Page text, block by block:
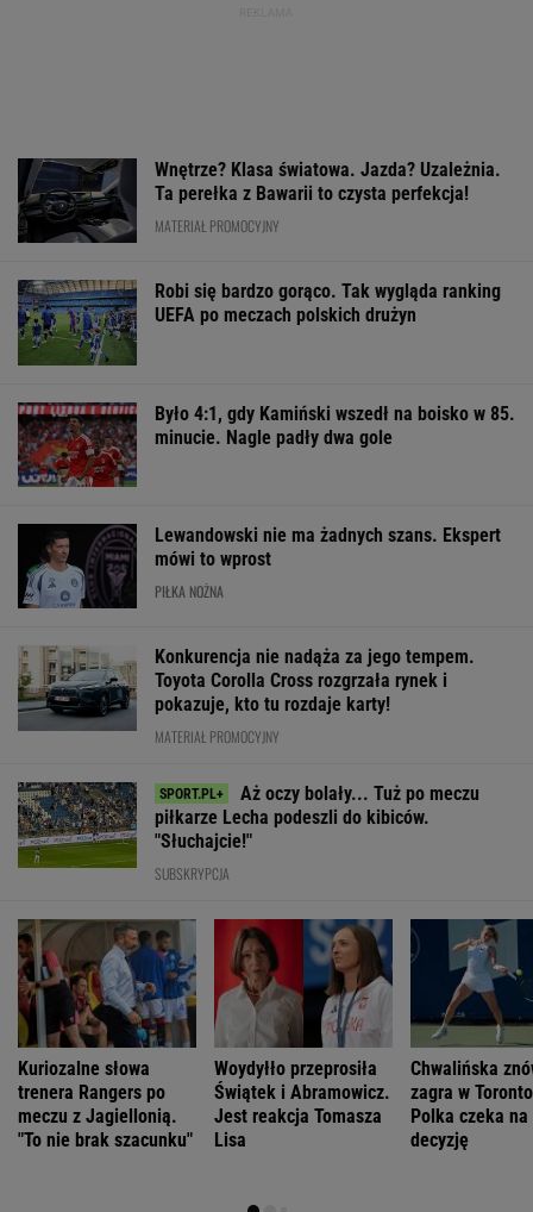
Wnętrze? Klasa światowa. Jazda? Uzależnia.
Ta perełka z Bawarii to czysta perfekcja!
MATERIAŁ PROMOCYJNY
Robi się bardzo gorąco. Tak wygląda ranking
UEFA po meczach polskich drużyn
Było 4:1, gdy Kamiński wszedł na boisko w 85.
minucie. Nagle padły dwa gole
Lewandowski nie ma żadnych szans. Ekspert
mówi to wprost
PIŁKA NOŻNA
Konkurencja nie nadąża za jego tempem.
Toyota Corolla Cross rozgrzała rynek i
pokazuje, kto tu rozdaje karty!
MATERIAŁ PROMOCYJNY
Aż oczy bolały... Tuż po meczu
piłkarze Lecha podeszli do kibiców.
"Słuchajcie!"
SUBSKRYPCJA
Kuriozalne słowa
trenera Rangers po
meczu z Jagiellonią.
"To nie brak szacunku"
Woydyłło przeprosiła
Świątek i Abramowicz.
Jest reakcja Tomasza
Lisa
Chwalińska
zagra w
Polka czeka na
decyzję